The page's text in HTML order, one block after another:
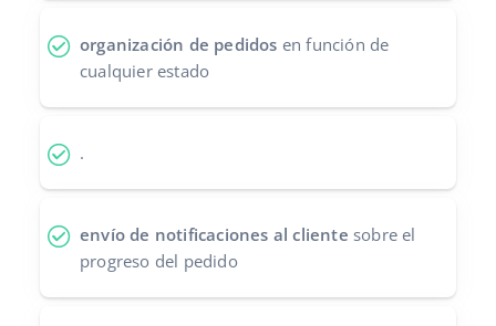
Calculadora de beneficios
Contáctanos
español (MX)
Français
polski
português (BR)
organización de pedidos en función de
cualquier estado
.
envío de notificaciones al cliente sobre el
progreso del pedido